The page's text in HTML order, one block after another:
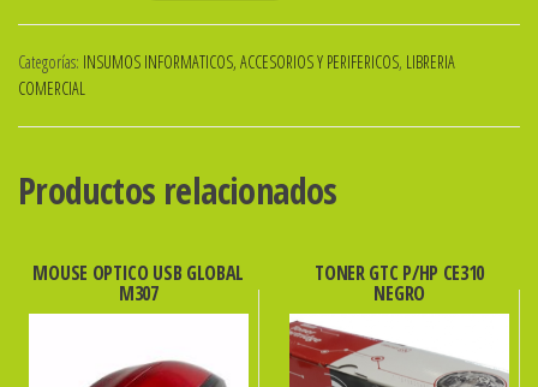
2
cantidad
Categorías: INSUMOS INFORMATICOS, ACCESORIOS Y PERIFERICOS, LIBRERIA
COMERCIAL
Productos relacionados
MOUSE OPTICO USB GLOBAL
M307
TONER GTC P/HP CE310
NEGRO